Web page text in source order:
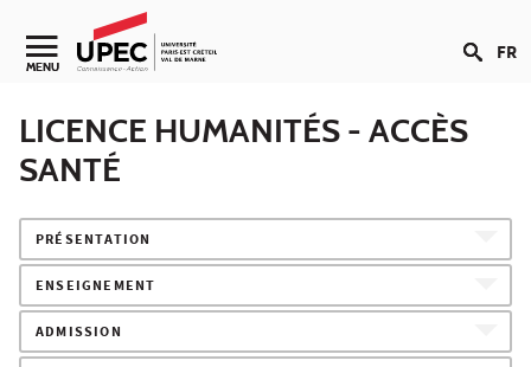
Aller au contenu
Navigation secondaire
MENU FR
LICENCE HUMANITÉS - ACCÈS
SANTÉ
PRÉSENTATION
ENSEIGNEMENT
ADMISSION